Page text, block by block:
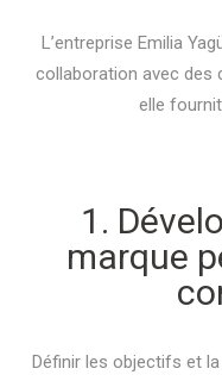
L’entreprise Emilia
collaboration avec des
elle
1.
marque
Définir les objectifs et